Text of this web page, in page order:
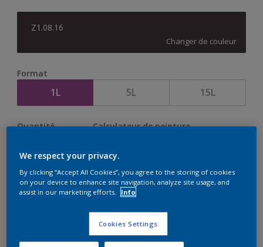
Z1.08.16
Changer de couleur
Format
1L 5L 15L
Quantité Calculateur de peinture
Ajouter à la liste d’achats
We respect your privacy.
By clicking “Accept All Cookies”, you agree to the storing of cookies
on your device to enhance site navigation, analyze site usage, and
assist in our marketing efforts.
Info
Cookies Settings